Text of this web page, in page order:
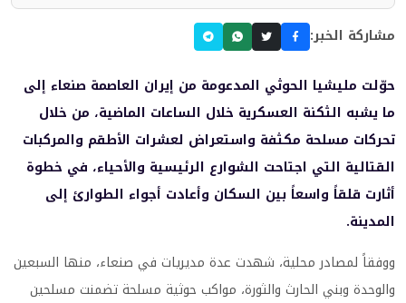
مشاركة الخبر:
حوّلت مليشيا الحوثي المدعومة من إيران العاصمة صنعاء إلى
ما يشبه الثكنة العسكرية خلال الساعات الماضية، من خلال
تحركات مسلحة مكثفة واستعراض لعشرات الأطقم والمركبات
القتالية التي اجتاحت الشوارع الرئيسية والأحياء، في خطوة
أثارت قلقاً واسعاً بين السكان وأعادت أجواء الطوارئ إلى
المدينة.
ووفقاً لمصادر محلية، شهدت عدة مديريات في صنعاء، منها السبعين
والوحدة وبني الحارث والثورة، مواكب حوثية مسلحة تضمنت مسلحين